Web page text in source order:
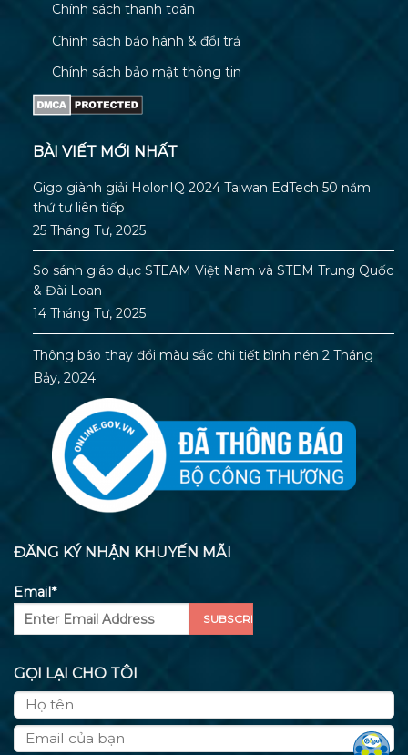
Chính sách thanh toán
Chính sách bảo hành & đổi trả
Chính sách bảo mật thông tin
BÀI VIẾT MỚI NHẤT
Gigo giành giải HolonIQ 2024 Taiwan EdTech 50 năm
thứ tư liên tiếp
25 Tháng Tư, 2025
So sánh giáo dục STEAM Việt Nam và STEM Trung Quốc
& Đài Loan
14 Tháng Tư, 2025
Thông báo thay đổi màu sắc chi tiết bình nén 2 Tháng
Bảy, 2024
ĐĂNG KÝ NHẬN KHUYẾN MÃI
Email*
GỌI LẠI CHO TÔI